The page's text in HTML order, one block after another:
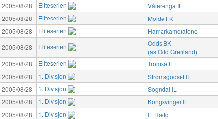
2005/08/28 Eliteserien
Vålerenga IF
2005/08/28
Eliteserien
Molde FK
2005/08/28
Eliteserien
Hamarkameratene
2005/08/28
Eliteserien
Odds BK
(as Odd Grenland)
2005/08/28
Eliteserien
Tromsø IL
2005/08/28
1. Divisjon
Strømsgodset IF
2005/08/28
1. Divisjon
Sogndal IL
2005/08/28
1. Divisjon
Kongsvinger IL
2005/08/28
1. Divisjon
IL Hødd